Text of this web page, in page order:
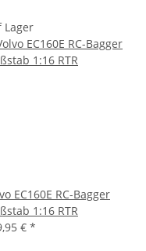
Lager
EC160E RC-Bagger
1:16 RTR
€ *